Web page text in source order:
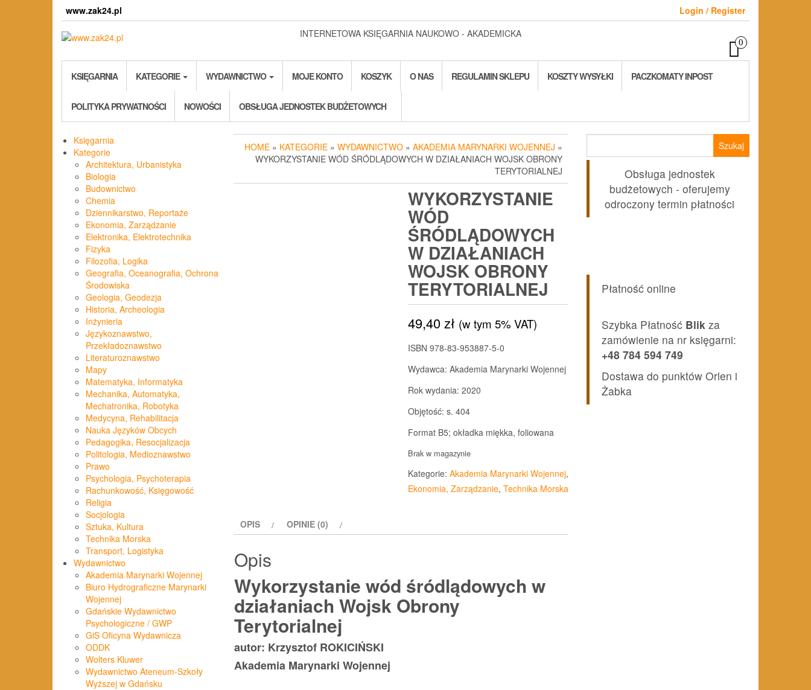
www.zak24.pl
Login / Register
INTERNETOWA KSIĘGARNIA NAUKOWO - AKADEMICKA
0
KSIĘGARNIA KATEGORIE WYDAWNICTWO MOJE KONTO KOSZYK O NAS REGULAMIN SKLEPU KOSZTY WYSYŁKI PACZKOMATY INPOST
POLITYKA PRYWATNOŚCI NOWOŚCI OBSŁUGA JEDNOSTEK BUDŻETOWYCH
Księgarnia
Kategorie
Architektura, Urbanistyka
Biologia
Budownictwo
Chemia
Dziennikarstwo, Reportaże
Ekonomia, Zarządzanie
Elektronika, Elektrotechnika
Fizyka
Filozofia, Logika
Geografia, Oceanografia, Ochrona
Środowiska
Geologia, Geodezja
Historia, Archeologia
Inżynieria
Językoznawstwo,
Przekładoznawstwo
Literaturoznawstwo
Mapy
Matematyka, Informatyka
Mechanika, Automatyka,
Mechatronika, Robotyka
Medycyna, Rehabilitacja
Nauka Języków Obcych
Pedagogika, Resocjalizacja
Politologia, Medioznawstwo
Prawo
Psychologia, Psychoterapia
Rachunkowość, Księgowość
Religia
Socjologia
Sztuka, Kultura
Technika Morska
Transport, Logistyka
Wydawnictwo
Akademia Marynarki Wojennej
Biuro Hydrograficzne Marynarki
Wojennej
Gdańskie Wydawnictwo
Psychologiczne / GWP
GiS Oficyna Wydawnicza
ODDK
Wolters Kluwer
Wydawnictwo Ateneum-Szkoły
Wyższej w Gdańsku
HOME » KATEGORIE » WYDAWNICTWO » AKADEMIA MARYNARKI WOJENNEJ »
WYKORZYSTANIE WÓD ŚRÓDLĄDOWYCH W DZIAŁANIACH WOJSK OBRONY
TERYTORIALNEJ
WYKORZYSTANIE
WÓD
ŚRÓDLĄDOWYCH
W DZIAŁANIACH
WOJSK OBRONY
TERYTORIALNEJ
49,40zł (w tym 5% VAT)
ISBN 978-83-953887-5-0
Wydawca: Akademia Marynarki Wojennej
Rok wydania: 2020
Objętość: s. 404
Format B5; okładka miękka, foliowana
Brak w magazynie
Kategorie: Akademia Marynarki Wojennej,
Ekonomia, Zarządzanie, Technika Morska
OPIS OPINIE (0)
Opis
Wykorzystanie wód śródlądowych w
działaniach Wojsk Obrony
Terytorialnej
autor: Krzysztof ROKICIŃSKI
Akademia Marynarki Wojennej
Obsługa jednostek
budżetowych - oferujemy
odroczony termin płatności
Płatność online
Szybka Płatność Blik za
zamówienie na nr księgarni:
+48 784 594 749
Dostawa do punktów Orlen i
Żabka